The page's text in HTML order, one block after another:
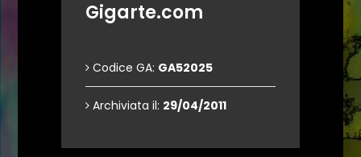
Gigarte.com
Codice GA: GA52025
Archiviata il: 29/04/2011